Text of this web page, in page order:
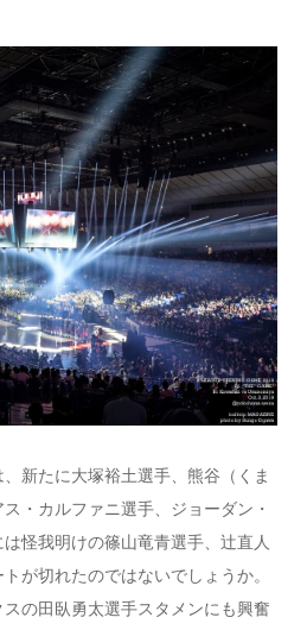
新たに大塚裕土選手、熊谷（くま
・カルファニ選手、ジョーダン・
怪我明けの篠山竜青選手、辻直人
が切れたのではないでしょうか。
の田臥勇太選手スタメンにも興奮